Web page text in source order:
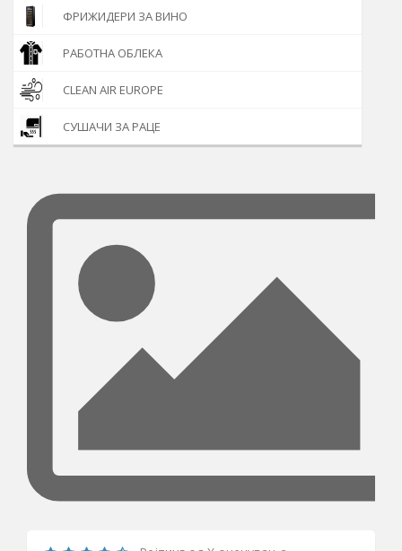
ФРИЖИДЕРИ ЗА ВИНО
РАБОТНА ОБЛЕКА
CLEAN AIR EUROPE
СУШАЧИ ЗА РАЦЕ